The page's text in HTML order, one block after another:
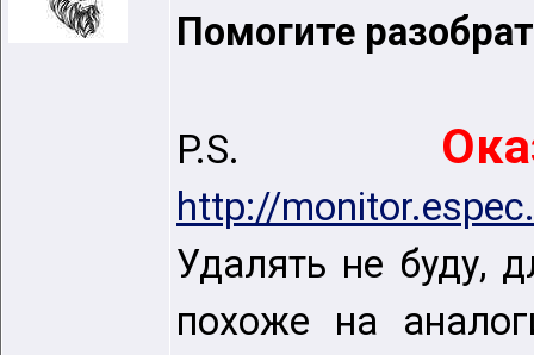
Помогите
P.S.
http://
Удалять не буду,
похоже на